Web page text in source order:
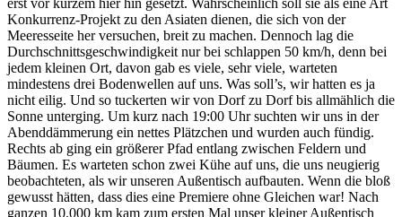
erst vor kurzem hier hin gesetzt. Wahrscheinlich soll sie als eine Art
Konkurrenz-Projekt zu den Asiaten dienen, die sich von der
Meeresseite her versuchen, breit zu machen. Dennoch lag die
Durchschnittsgeschwindigkeit nur bei schlappen 50 km/h, denn bei
jedem kleinen Ort, davon gab es viele, sehr viele, warteten
mindestens drei Bodenwellen auf uns. Was soll’s, wir hatten es ja
nicht eilig. Und so tuckerten wir von Dorf zu Dorf bis allmählich die
Sonne unterging. Um kurz nach 19:00 Uhr suchten wir uns in der
Abenddämmerung ein nettes Plätzchen und wurden auch fündig.
Rechts ab ging ein größerer Pfad entlang zwischen Feldern und
Bäumen. Es warteten schon zwei Kühe auf uns, die uns neugierig
beobachteten, als wir unseren Außentisch aufbauten. Wenn die bloß
gewusst hätten, dass dies eine Premiere ohne Gleichen war! Nach
ganzen 10.000 km kam zum ersten Mal unser kleiner Außentisch